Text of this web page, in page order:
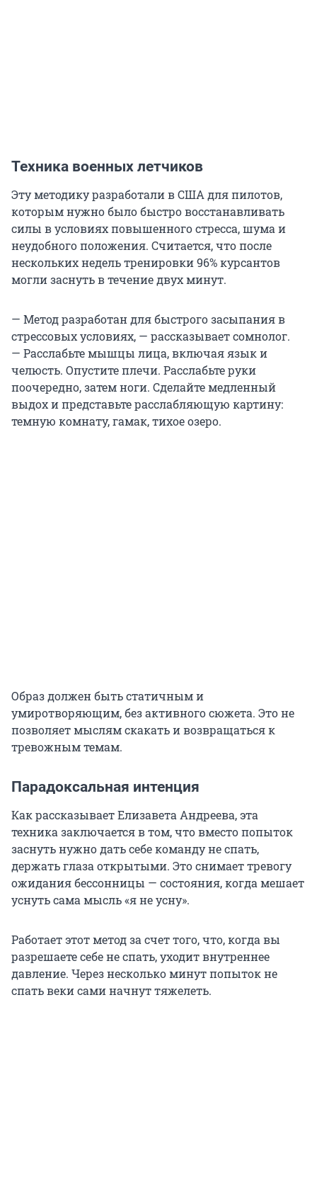
Техника военных летчиков
Эту методику разработали в США для пилотов,
которым нужно было быстро восстанавливать
силы в условиях повышенного стресса, шума и
неудобного положения. Считается, что после
нескольких недель тренировки 96% курсантов
могли заснуть в течение двух минут.
— Метод разработан для быстрого засыпания в
стрессовых условиях, — рассказывает сомнолог.
— Расслабьте мышцы лица, включая язык и
челюсть. Опустите плечи. Расслабьте руки
поочередно, затем ноги. Сделайте медленный
выдох и представьте расслабляющую картину:
темную комнату, гамак, тихое озеро.
Образ должен быть статичным и
умиротворяющим, без активного сюжета. Это не
позволяет мыслям скакать и возвращаться к
тревожным темам.
Парадоксальная интенция
Как рассказывает Елизавета Андреева, эта
техника заключается в том, что вместо попыток
заснуть нужно дать себе команду не спать,
держать глаза открытыми. Это снимает тревогу
ожидания бессонницы — состояния, когда мешает
уснуть сама мысль «я не усну».
Работает этот метод за счет того, что, когда вы
разрешаете себе не спать, уходит внутреннее
давление. Через несколько минут попыток не
спать веки сами начнут тяжелеть.